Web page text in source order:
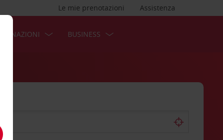
Assistenza
Le mie prenotazioni
BUSINESS